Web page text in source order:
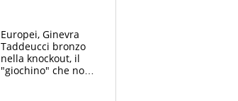
Allegri
Europei, Ginevra
Taddeucci bronzo
nella knockout, il
"giochino" che non